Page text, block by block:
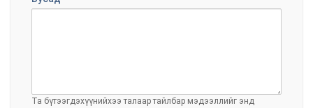
Та бүтээгдэхүүнийхээ талаар тайлбар мэдээллийг энд